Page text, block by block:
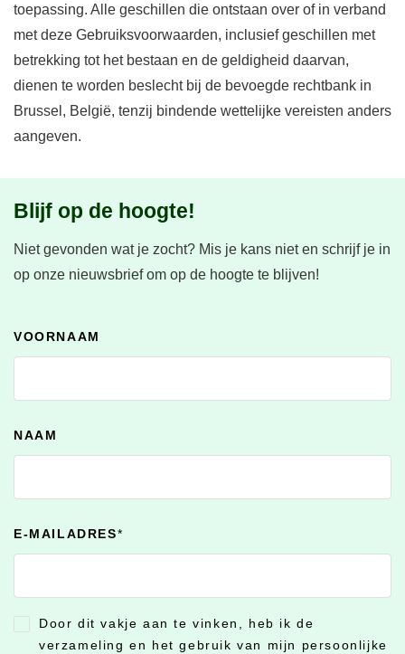
toepassing. Alle geschillen die ontstaan over of in verband
met deze Gebruiksvoorwaarden, inclusief geschillen met
betrekking tot het bestaan en de geldigheid daarvan,
dienen te worden beslecht bij de bevoegde rechtbank in
Brussel, België, tenzij bindende wettelijke vereisten anders
aangeven.
Blijf op de hoogte!
Niet gevonden wat je zocht? Mis je kans niet en schrijf je in
op onze nieuwsbrief om op de hoogte te blijven!
VOORNAAM
NAAM
E-MAILADRES*
CONSENT *
Door dit vakje aan te vinken, heb ik de
verzameling en het gebruik van mijn persoonlijke